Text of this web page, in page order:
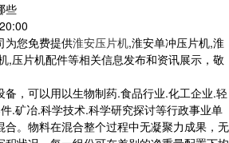
些
为您免费提供淮安压片机,淮安单冲压片机,淮
,压片机配件等相关信息发布和资讯展示，敬
，可以用以生物制药.食品行业.化工企业.轻
.矿冶.科学技术.科学研究探讨等行政事业单
。物料在混合整个过程中无凝聚力成果，无